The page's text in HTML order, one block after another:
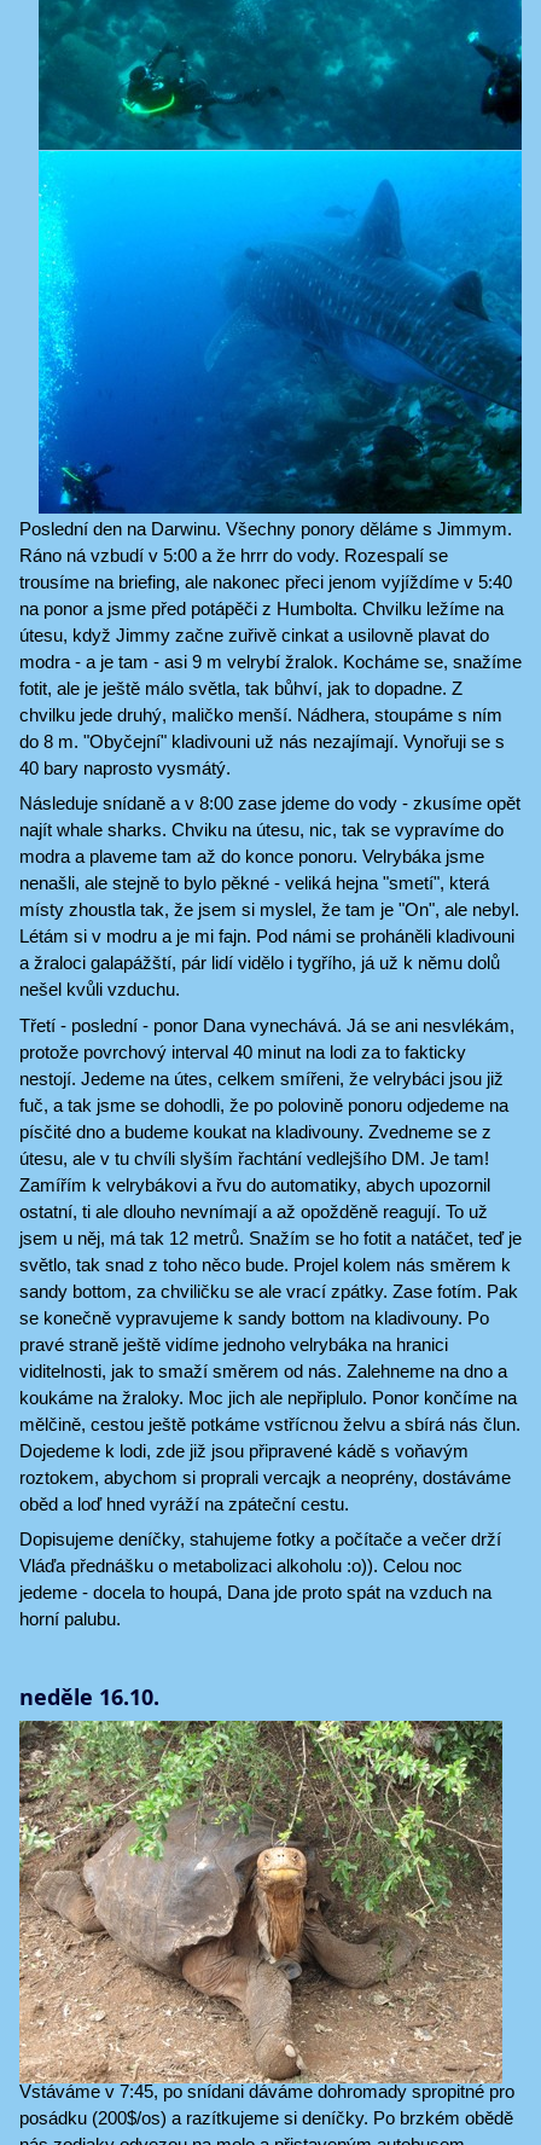
Poslední den na Darwinu. Všechny ponory děláme s Jimmym.
Ráno ná vzbudí v 5:00 a že hrrr do vody. Rozespalí se
trousíme na briefing, ale nakonec přeci jenom vyjíždíme v 5:40
na ponor a jsme před potápěči z Humbolta. Chvilku ležíme na
útesu, když Jimmy začne zuřivě cinkat a usilovně plavat do
modra - a je tam - asi 9 m velrybí žralok. Kocháme se, snažíme
fotit, ale je ještě málo světla, tak bůhví, jak to dopadne. Z
chvilku jede druhý, maličko menší. Nádhera, stoupáme s ním
do 8 m. "Obyčejní" kladivouni už nás nezajímají. Vynořuji se s
40 bary naprosto vysmátý.
Následuje snídaně a v 8:00 zase jdeme do vody - zkusíme opět
najít whale sharks. Chviku na útesu, nic, tak se vypravíme do
modra a plaveme tam až do konce ponoru. Velrybáka jsme
nenašli, ale stejně to bylo pěkné - veliká hejna "smetí", která
místy zhoustla tak, že jsem si myslel, že tam je "On", ale nebyl.
Létám si v modru a je mi fajn. Pod námi se proháněli kladivouni
a žraloci galapážští, pár lidí vidělo i tygřího, já už k němu dolů
nešel kvůli vzduchu.
Třetí - poslední - ponor Dana vynechává. Já se ani nesvlékám,
protože povrchový interval 40 minut na lodi za to fakticky
nestojí. Jedeme na útes, celkem smířeni, že velrybáci jsou již
fuč, a tak jsme se dohodli, že po polovině ponoru odjedeme na
písčité dno a budeme koukat na kladivouny. Zvedneme se z
útesu, ale v tu chvíli slyším řachtání vedlejšího DM. Je tam!
Zamířím k velrybákovi a řvu do automatiky, abych upozornil
ostatní, ti ale dlouho nevnímají a až opožděně reagují. To už
jsem u něj, má tak 12 metrů. Snažím se ho fotit a natáčet, teď je
světlo, tak snad z toho něco bude. Projel kolem nás směrem k
sandy bottom, za chviličku se ale vrací zpátky. Zase fotím. Pak
se konečně vypravujeme k sandy bottom na kladivouny. Po
pravé straně ještě vidíme jednoho velrybáka na hranici
viditelnosti, jak to smaží směrem od nás. Zalehneme na dno a
koukáme na žraloky. Moc jich ale nepřiplulo. Ponor končíme na
mělčině, cestou ještě potkáme vstřícnou želvu a sbírá nás člun.
Dojedeme k lodi, zde již jsou připravené kádě s voňavým
roztokem, abychom si proprali vercajk a neoprény, dostáváme
oběd a loď hned vyráží na zpáteční cestu.
Dopisujeme deníčky, stahujeme fotky a počítače a večer drží
Vláďa přednášku o metabolizaci alkoholu :o)). Celou noc
jedeme - docela to houpá, Dana jde proto spát na vzduch na
horní palubu.
neděle 16.10.
Vstáváme v 7:45, po snídani dáváme dohromady spropitné pro
posádku (200$/os) a razítkujeme si deníčky. Po brzkém obědě